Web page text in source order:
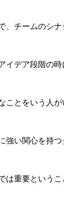
、チームのシナ
イデア段階の
ことをいう人が
強い関心を持つ
は重要というこ